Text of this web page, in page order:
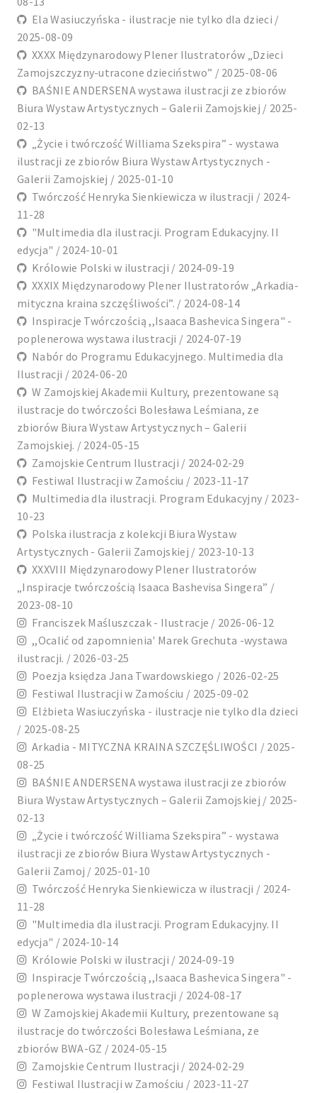
Ela Wasiuczyńska - ilustracje nie tylko dla dzieci /
2025-08-09
XXXX Międzynarodowy Plener Ilustratorów „Dzieci
Zamojszczyzny-utracone dzieciństwo” / 2025-08-06
BAŚNIE ANDERSENA wystawa ilustracji ze zbiorów
Biura Wystaw Artystycznych – Galerii Zamojskiej / 2025-
02-13
„Życie i twórczość Williama Szekspira” - wystawa
ilustracji ze zbiorów Biura Wystaw Artystycznych -
Galerii Zamojskiej / 2025-01-10
Twórczość Henryka Sienkiewicza w ilustracji / 2024-
11-28
"Multimedia dla ilustracji. Program Edukacyjny. II
edycja" / 2024-10-01
Królowie Polski w ilustracji / 2024-09-19
XXXIX Międzynarodowy Plener Ilustratorów „Arkadia-
mityczna kraina szczęśliwości”. / 2024-08-14
Inspiracje Twórczością ,,Isaaca Bashevica Singera" -
poplenerowa wystawa ilustracji / 2024-07-19
Nabór do Programu Edukacyjnego. Multimedia dla
Ilustracji / 2024-06-20
W Zamojskiej Akademii Kultury, prezentowane są
ilustracje do twórczości Bolesława Leśmiana, ze
zbiorów Biura Wystaw Artystycznych – Galerii
Zamojskiej. / 2024-05-15
Zamojskie Centrum Ilustracji / 2024-02-29
Festiwal Ilustracji w Zamościu / 2023-11-17
Multimedia dla ilustracji. Program Edukacyjny / 2023-
10-23
Polska ilustracja z kolekcji Biura Wystaw
Artystycznych - Galerii Zamojskiej / 2023-10-13
XXXVIII Międzynarodowy Plener Ilustratorów
„Inspiracje twórczością Isaaca Bashevisa Singera” /
2023-08-10
Franciszek Maśluszczak - Ilustracje / 2026-06-12
,,Ocalić od zapomnienia' Marek Grechuta -wystawa
ilustracji. / 2026-03-25
Poezja księdza Jana Twardowskiego / 2026-02-25
Festiwal Ilustracji w Zamościu / 2025-09-02
Elżbieta Wasiuczyńska - ilustracje nie tylko dla dzieci
/ 2025-08-25
Arkadia - MITYCZNA KRAINA SZCZĘŚLIWOŚCI / 2025-
08-25
BAŚNIE ANDERSENA wystawa ilustracji ze zbiorów
Biura Wystaw Artystycznych – Galerii Zamojskiej / 2025-
02-13
„Życie i twórczość Williama Szekspira” - wystawa
ilustracji ze zbiorów Biura Wystaw Artystycznych -
Galerii Zamoj / 2025-01-10
Twórczość Henryka Sienkiewicza w ilustracji / 2024-
11-28
"Multimedia dla ilustracji. Program Edukacyjny. II
edycja" / 2024-10-14
Królowie Polski w ilustracji / 2024-09-19
Inspiracje Twórczością ,,Isaaca Bashevica Singera" -
poplenerowa wystawa ilustracji / 2024-08-17
W Zamojskiej Akademii Kultury, prezentowane są
ilustracje do twórczości Bolesława Leśmiana, ze
zbiorów BWA-GZ / 2024-05-15
Zamojskie Centrum Ilustracji / 2024-02-29
Festiwal Ilustracji w Zamościu / 2023-11-27